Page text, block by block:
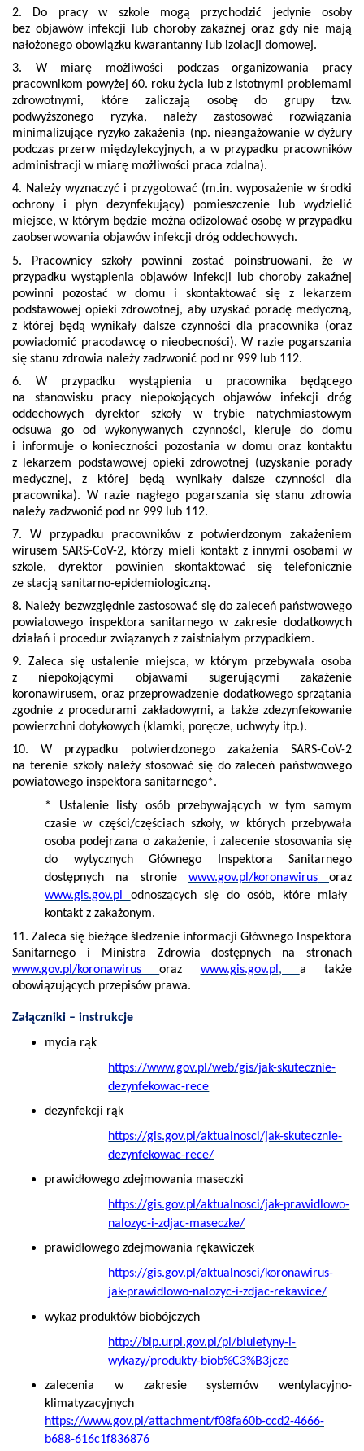
2. Do pracy w szkole mogą przychodzić jedynie osoby
bez objawów infekcji lub choroby zakaźnej oraz gdy nie mają
nałożonego obowiązku kwarantanny lub izolacji domowej.
3. W miarę możliwości podczas organizowania pracy
pracownikom powyżej 60. roku życia lub z istotnymi problemami
zdrowotnymi, które zaliczają osobę do grupy tzw.
podwyższonego ryzyka, należy zastosować rozwiązania
minimalizujące ryzyko zakażenia (np. nieangażowanie w dyżury
podczas przerw międzylekcyjnych, a w przypadku pracowników
administracji w miarę możliwości praca zdalna).
4. Należy wyznaczyć i przygotować (m.in. wyposażenie w środki
ochrony i płyn dezynfekujący) pomieszczenie lub wydzielić
miejsce, w którym będzie można odizolować osobę w przypadku
zaobserwowania objawów infekcji dróg oddechowych.
5. Pracownicy szkoły powinni zostać poinstruowani, że w
przypadku wystąpienia objawów infekcji lub choroby zakaźnej
powinni pozostać w domu i skontaktować się z lekarzem
podstawowej opieki zdrowotnej, aby uzyskać poradę medyczną,
z której będą wynikały dalsze czynności dla pracownika (oraz
powiadomić pracodawcę o nieobecności). W razie pogarszania
się stanu zdrowia należy zadzwonić pod nr 999 lub 112.
6. W przypadku wystąpienia u pracownika będącego
na stanowisku pracy niepokojących objawów infekcji dróg
oddechowych dyrektor szkoły w trybie natychmiastowym
odsuwa go od wykonywanych czynności, kieruje do domu
i informuje o konieczności pozostania w domu oraz kontaktu
z lekarzem podstawowej opieki zdrowotnej (uzyskanie porady
medycznej, z której będą wynikały dalsze czynności dla
pracownika). W razie nagłego pogarszania się stanu zdrowia
należy zadzwonić pod nr 999 lub 112.
7. W przypadku pracowników z potwierdzonym zakażeniem
wirusem SARS-CoV-2, którzy mieli kontakt z innymi osobami w
szkole, dyrektor powinien skontaktować się telefonicznie
ze stacją sanitarno-epidemiologiczną.
8. Należy bezwzględnie zastosować się do zaleceń państwowego
powiatowego inspektora sanitarnego w zakresie dodatkowych
działań i procedur związanych z zaistniałym przypadkiem.
9. Zaleca się ustalenie miejsca, w którym przebywała osoba
z niepokojącymi objawami sugerującymi zakażenie
koronawirusem, oraz przeprowadzenie dodatkowego sprzątania
zgodnie z procedurami zakładowymi, a także zdezynfekowanie
powierzchni dotykowych (klamki, poręcze, uchwyty itp.).
10. W przypadku potwierdzonego zakażenia SARS-CoV-2
na terenie szkoły należy stosować się do zaleceń państwowego
powiatowego inspektora sanitarnego*.
* Ustalenie listy osób przebywających w tym samym
czasie w części/częściach szkoły, w których przebywała
osoba podejrzana o zakażenie, i zalecenie stosowania się
do wytycznych Głównego Inspektora Sanitarnego
dostępnych na stronie www.gov.pl/koronawirus
oraz
www.gis.gov.pl
odnoszących się do osób, które miały
kontakt z zakażonym.
11. Zaleca się bieżące śledzenie informacji Głównego Inspektora
Sanitarnego i Ministra Zdrowia dostępnych na stronach
www.gov.pl/koronawirus
oraz www.gis.gov.pl, a także
obowiązujących przepisów prawa.
Załączniki – instrukcje
mycia rąk
https://www.gov.pl/web/gis/jak-skutecznie-
dezynfekowac-rece
dezynfekcji rąk
https://gis.gov.pl/aktualnosci/jak-skutecznie-
dezynfekowac-rece/
prawidłowego zdejmowania maseczki
https://gis.gov.pl/aktualnosci/jak-prawidlowo-
nalozyc-i-zdjac-maseczke/
prawidłowego zdejmowania rękawiczek
https://gis.gov.pl/aktualnosci/koronawirus-
jak-prawidlowo-nalozyc-i-zdjac-rekawice/
wykaz produktów biobójczych
http://bip.urpl.gov.pl/pl/biuletyny-i-
wykazy/produkty-biob%C3%B3jcze
zalecenia w zakresie systemów wentylacyjno-
klimatyzacyjnych
https://www.gov.pl/attachment/f08fa60b-ccd2-4666-
b688-616c1f836876